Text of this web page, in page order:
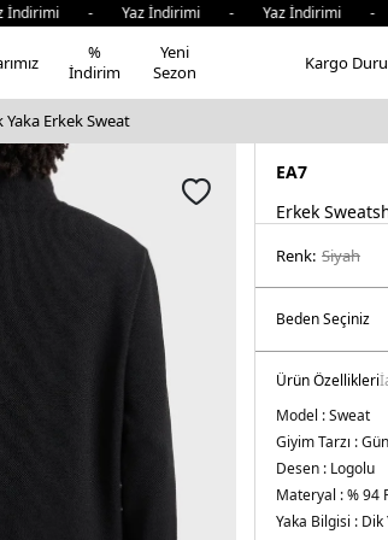
Yaz İndirimi - Yaz İndirimi -
%
İndirim
Yeni
Sezon
Kargo
Erkek Sweat
EA7
Erkek
Renk: si̇yah
Ürün Özellikleri
Model :Sweat
Giyim Tarzı :
Desen : Logolu
Materyal :% 94
Yaka Bilgisi : Dik